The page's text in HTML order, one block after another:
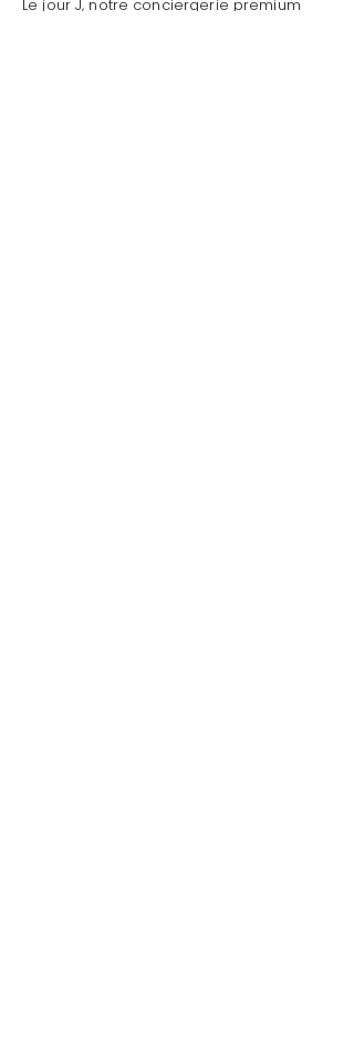
Le jour J, notre conciergerie premium